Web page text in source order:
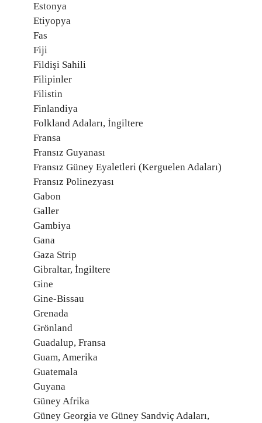
Estonya
Etiyopya
Fas
Fiji
Fildişi Sahili
Filipinler
Filistin
Finlandiya
Folkland Adaları, İngiltere
Fransa
Fransız Guyanası
Fransız Güney Eyaletleri (Kerguelen Adaları)
Fransız Polinezyası
Gabon
Galler
Gambiya
Gana
Gaza Strip
Gibraltar, İngiltere
Gine
Gine-Bissau
Grenada
Grönland
Guadalup, Fransa
Guam, Amerika
Guatemala
Guyana
Güney Afrika
Güney Georgia ve Güney Sandviç Adaları,